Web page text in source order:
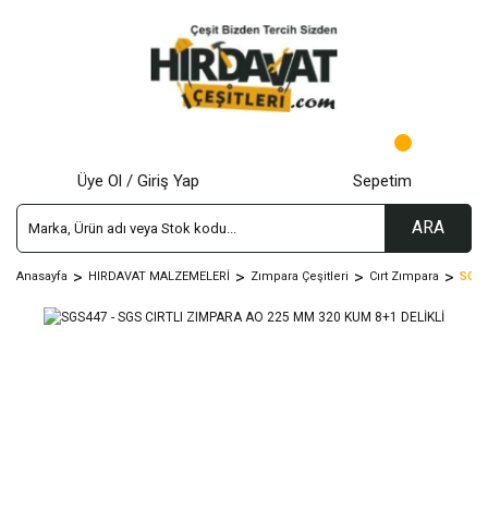
ARA
Üye Ol / Giriş Yap Sepetim
Anasayfa HIRDAVAT MALZEMELERİ Zımpara Çeşitleri Cırt Zımpara